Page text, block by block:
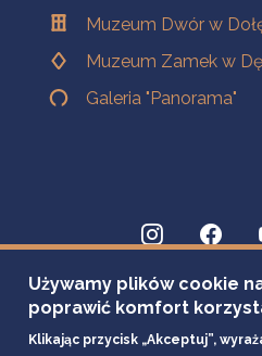
Muzeum Dwór w
Muzeum Zamek w
Galeria "Panorama"
Używamy plików cookie
poprawić komfort
Klikając przycisk „Akceptuj”,